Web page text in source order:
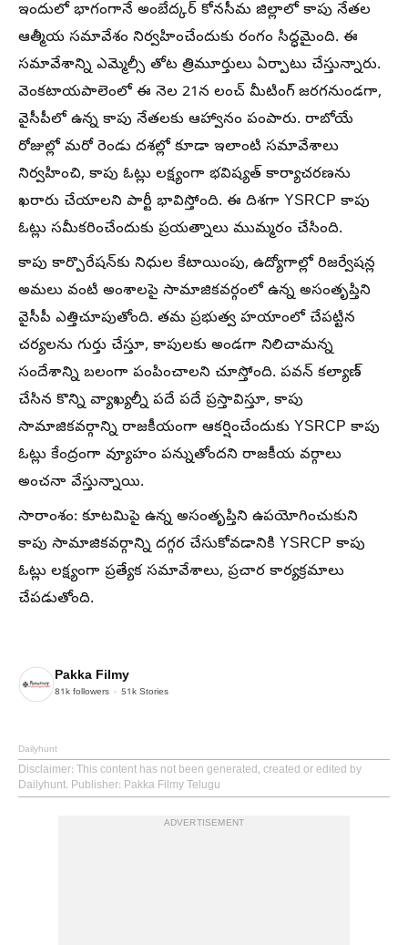
ఇందులో భాగంగానే అంబేద్కర్ కోనసీమ జిల్లాలో కాపు నేతల
ఆత్మీయ సమావేశం నిర్వహించేందుకు రంగం సిద్ధమైంది. ఈ
సమావేశాన్ని ఎమ్మెల్సీ తోట త్రిమూర్తులు ఏర్పాటు చేస్తున్నారు.
వెంకటాయపాలెంలో ఈ నెల 21న లంచ్ మీటింగ్ జరగనుండగా,
వైసీపీలో ఉన్న కాపు నేతలకు ఆహ్వానం పంపారు. రాబోయే
రోజుల్లో మరో రెండు దశల్లో కూడా ఇలాంటి సమావేశాలు
నిర్వహించి, కాపు ఓట్లు లక్ష్యంగా భవిష్యత్ కార్యాచరణను
ఖరారు చేయాలని పార్టీ భావిస్తోంది. ఈ దిశగా YSRCP కాపు
ఓట్లు సమీకరించేందుకు ప్రయత్నాలు ముమ్మరం చేసింది.
కాపు కార్పొరేషన్‌కు నిధుల కేటాయింపు, ఉద్యోగాల్లో రిజర్వేషన్ల
అమలు వంటి అంశాలపై సామాజికవర్గంలో ఉన్న అసంతృప్తిని
వైసీపీ ఎత్తిచూపుతోంది. తమ ప్రభుత్వ హయాంలో చేపట్టిన
చర్యలను గుర్తు చేస్తూ, కాపులకు అండగా నిలిచామన్న
సందేశాన్ని బలంగా పంపించాలని చూస్తోంది. పవన్ కల్యాణ్
చేసిన కొన్ని వ్యాఖ్యల్నీ పదే పదే ప్రస్తావిస్తూ, కాపు
సామాజికవర్గాన్ని రాజకీయంగా ఆకర్షించేందుకు YSRCP కాపు
ఓట్లు కేంద్రంగా వ్యూహం పన్నుతోందని రాజకీయ వర్గాలు
అంచనా వేస్తున్నాయి.
సారాంశం: కూటమిపై ఉన్న అసంతృప్తిని ఉపయోగించుకుని
కాపు సామాజికవర్గాన్ని దగ్గర చేసుకోవడానికి YSRCP కాపు
ఓట్లు లక్ష్యంగా ప్రత్యేక సమావేశాలు, ప్రచార కార్యక్రమాలు
చేపడుతోంది.
Pakka Filmy
81k followers 51k Stories
Dailyhunt
Disclaimer: This content has not been generated, created or edited by
Dailyhunt. Publisher: Pakka Filmy Telugu
ADVERTISEMENT